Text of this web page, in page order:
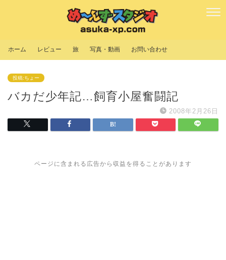
ホーム レビュー 旅 写真・動画 お問い合わせ
投稿:ちょー
バカだ少年記…飼育小屋奮闘記
2008年2月26日
ページに含まれる広告から収益を得ることがあります